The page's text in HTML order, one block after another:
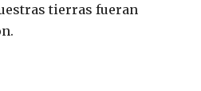
tierras fueran